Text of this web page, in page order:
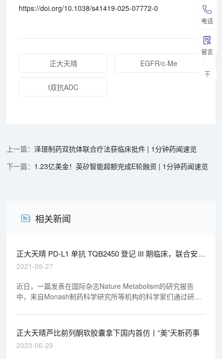
电话
留言
https://doi.org/10.1038/s41419-025-07772-0
正大天晴 EGFR/c-Me
t双抗ADC
泽璟制药双抗体联合疗法获临床批件 | 1分钟药闻速览
1.23亿美金！英矽智能超额完成E轮融资 | 1分钟药闻速览
相关新闻
正大天晴 PD-L1 单抗 TQB2450 登记 III 期临床，联合安罗
替尼一线治疗 NSCLC
2021-09-27
近日，一篇发表在国际杂志Nature Metabolism的研究报告
中，来自Monash制药科学研究所等机构的科学家们通过研究
胰岛素抵抗的潜在原因，同时也是开发新型疗法的潜在靶点...
...
正大天晴芦比前列酮软胶囊拿下国内首仿丨“美”天新药事
2023-06-29